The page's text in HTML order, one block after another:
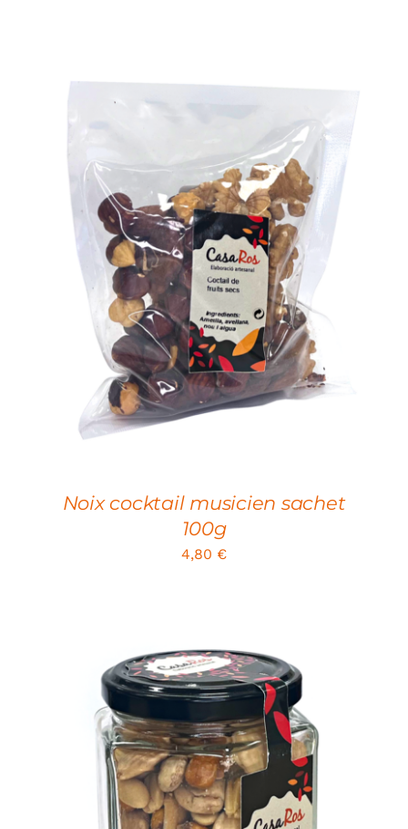
ADD TO CART
/
DETAILS
Noix cocktail musicien sachet
100g
4,80 €
SELECT OPTIONS
/